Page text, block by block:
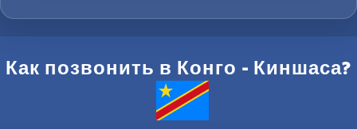
Как позвонить в Конго - Киншаса?